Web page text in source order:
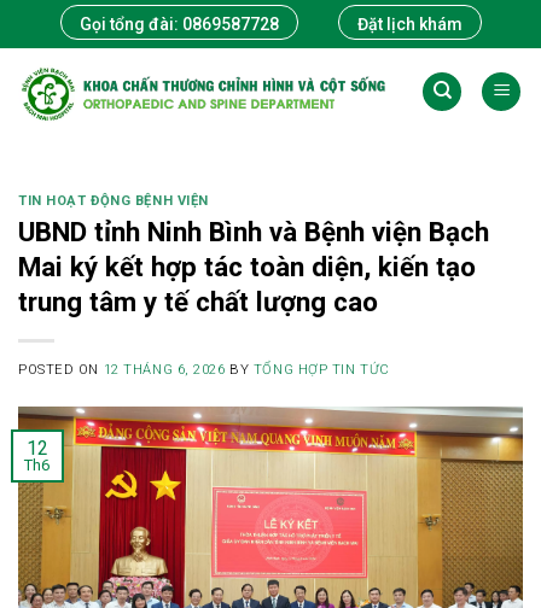
to
content
Gọi tổng đài: 0869587728 Đặt lịch khám
TIN HOẠT ĐỘNG BỆNH VIỆN
UBND tỉnh Ninh Bình và Bệnh viện Bạch
Mai ký kết hợp tác toàn diện, kiến tạo
trung tâm y tế chất lượng cao
POSTED ON 12 THÁNG 6, 2026 BY TỔNG HỢP TIN TỨC
12
Th6